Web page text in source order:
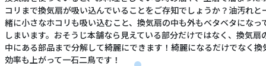
コリまで換気扇が吸い込んでいることをご存知でしょうか？油汚れと
緒に小さなホコリも吸い込むこと、換気扇の中も外もベタベタになっ
しまいます。おそうじ本舗なら見えている部分だけではなく、換気扇
中にある部品まで分解して綺麗にできます！綺麗になるだけでなく換
効率も上がって一石二鳥です！